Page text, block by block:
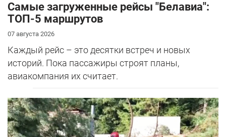
Самые загруженные рейсы "Белавиа":
ТОП-5 маршрутов
07 августа 2026
Каждый рейс – это десятки встреч и новых
историй. Пока пассажиры строят планы,
авиакомпания их считает.